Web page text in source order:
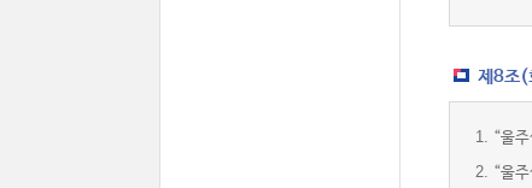
제8조(
1. “울
2. “울